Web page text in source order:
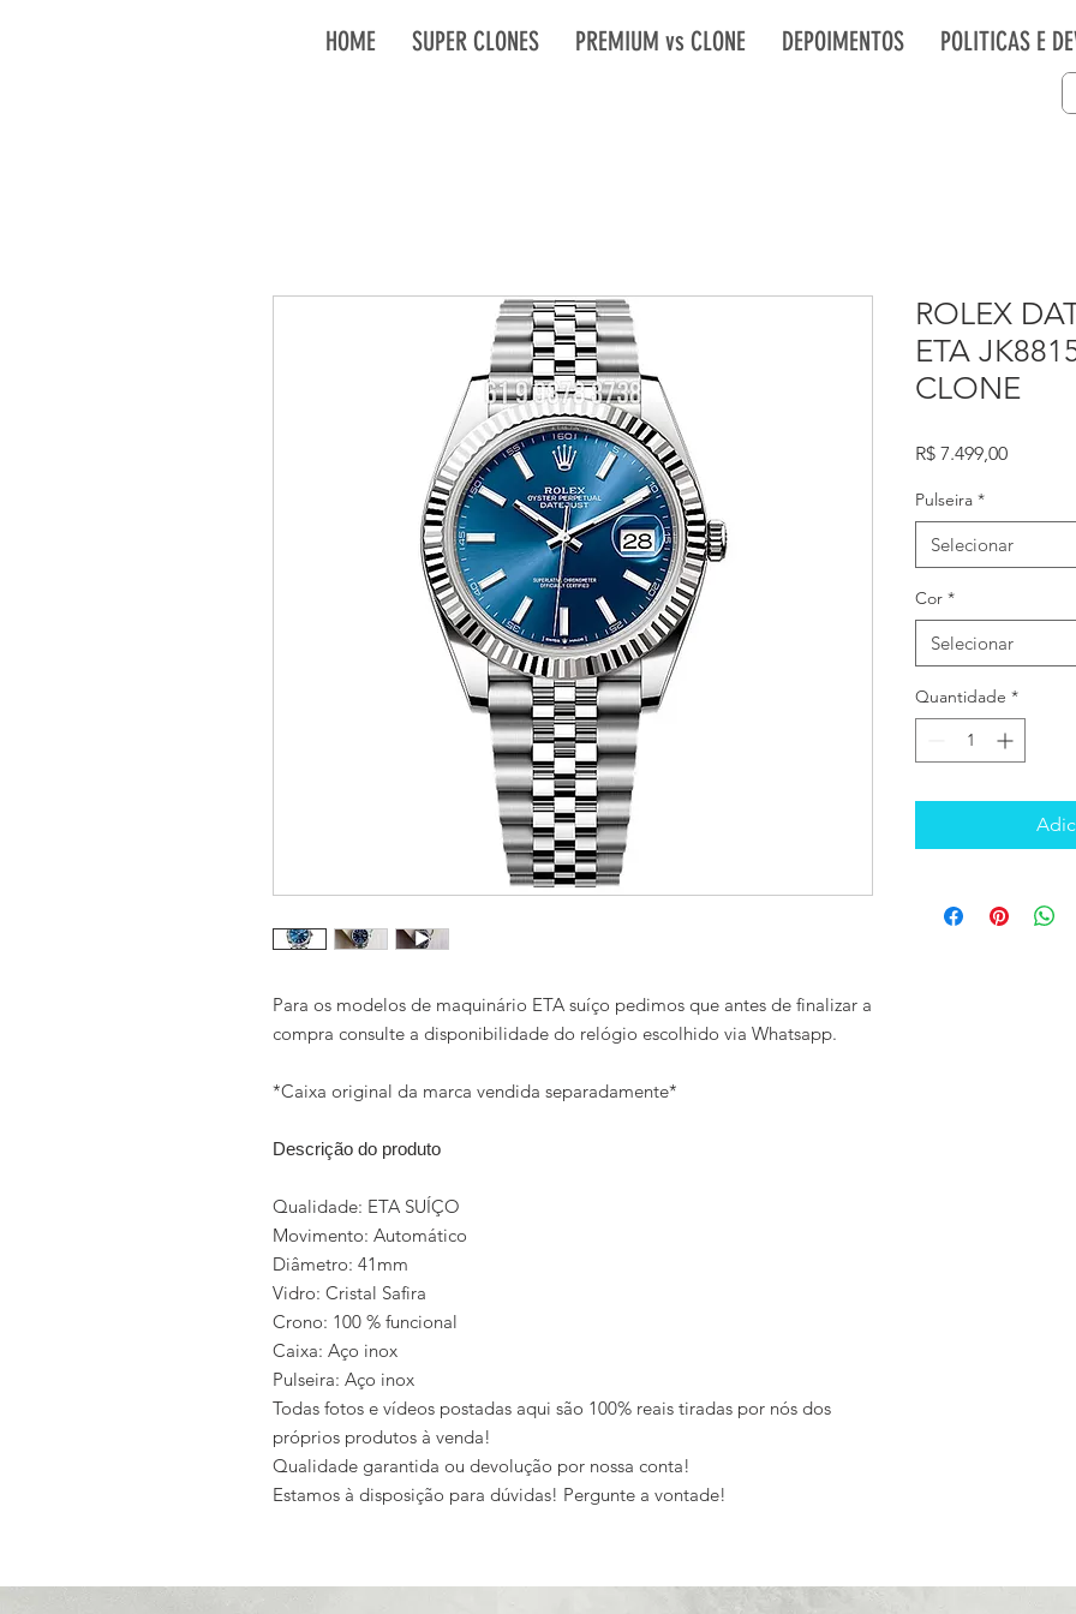
HOME SUPER CLONES PREMIUM vs CLONE DEPOIMENTOS POLITICAS E
Para os modelos de maquinário ETA suíço pedimos que antes de finalizar a
compra consulte a disponibilidade do relógio escolhido via Whatsapp.
*Caixa original da marca vendida separadamente*
Descrição do produto
Qualidade: ETA SUÍÇO
Movimento: Automático
Diâmetro: 41mm
Vidro: Cristal Safira
Crono: 100 % funcional
Caixa: Aço inox
Pulseira: Aço inox
Todas fotos e vídeos postadas aqui são 100% reais tiradas por nós dos
próprios produtos à venda!
Qualidade garantida ou devolução por nossa conta!
Estamos à disposição para dúvidas! Pergunte a vontade!
ROLEX
ETA
CLONE
R$ 7.499,00Preço
Pulseira *
Selecionar
Cor *
Selecionar
Quantidade *